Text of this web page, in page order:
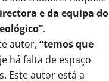
e da equipa do
.
autor, “temos que
há falta de espaço
Este autor está a